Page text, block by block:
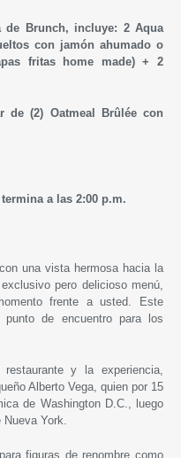
de Brunch, incluye: 2 Aqua
con jamón ahumado o
fritas home made) + 2
de (2) Oatmeal Brûlée con
a las 2:00 p.m.
una vista hermosa hacia la
pero delicioso menú,
frente a usted. Este
de encuentro para los
y la experiencia,
Alberto Vega, quien por 15
de Washington D.C., luego
York.
figuras de renombre como